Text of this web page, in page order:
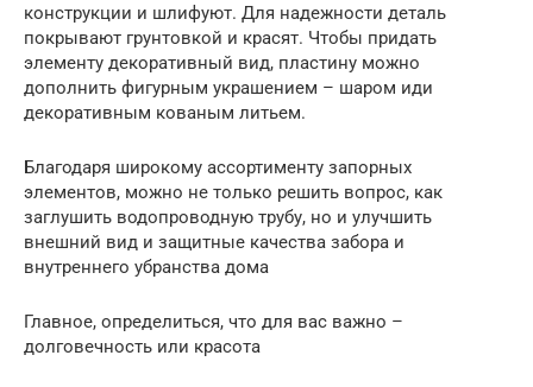
конструкции и шлифуют. Для надежности деталь
покрывают грунтовкой и красят. Чтобы придать
элементу декоративный вид, пластину можно
дополнить фигурным украшением – шаром иди
декоративным кованым литьем.
Благодаря широкому ассортименту запорных
элементов, можно не только решить вопрос, как
заглушить водопроводную трубу, но и улучшить
внешний вид и защитные качества забора и
внутреннего убранства дома
Главное, определиться, что для вас важно –
долговечность или красота